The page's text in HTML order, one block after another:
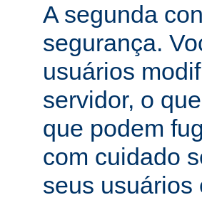
A segunda
segurança.
usuários
servidor, o
que podem
com cuidado
seus usuários